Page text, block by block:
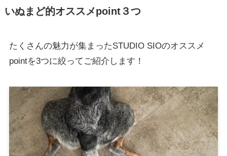
いぬまど的オススメpoint３つ
たくさんの魅力が集まったSTUDIO SIOのオススメ
pointを3つに絞ってご紹介します！